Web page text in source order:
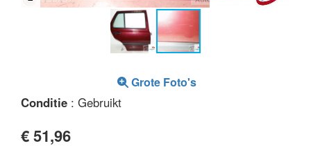
Grote Foto's
Conditie : Gebruikt
€ 51,96